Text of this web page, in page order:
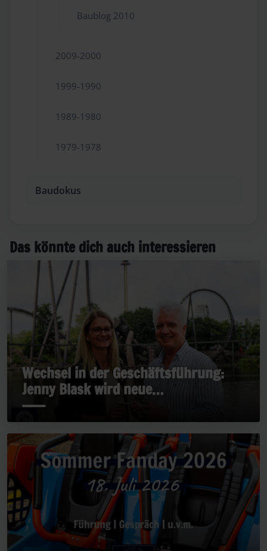
Baublog 2010
2009-2000
1999-1990
1989-1980
1979-1978
Baudokus
Das könnte dich auch interessieren
Wechsel in der Geschäftsführung:
Jenny Blask wird neue
Geschäftsführerin